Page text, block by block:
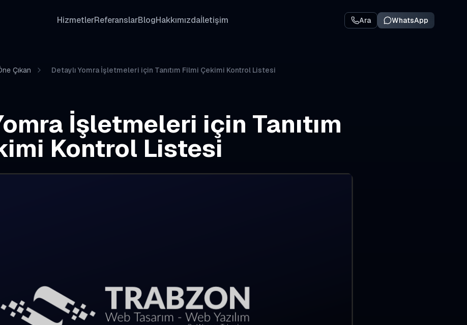
HizmetlerReferanslarBlogHakkımızdaİletişim Ara WhatsApp
Çıkan Detaylı Yomra İşletmeleri için Tanıtım Filmi Çekimi Kontrol Listesi
İşletmeleri için Tanıtım
Kontrol Listesi